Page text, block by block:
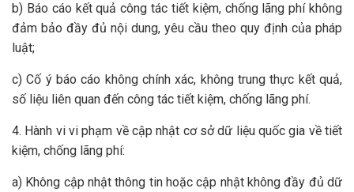
b) Báo cáo kết quả công tác tiết kiệm, chống lãng phí không
đảm bảo đầy đủ nội dung, yêu cầu theo quy định của pháp
luật;
c) Cố ý báo cáo không chính xác, không trung thực kết quả,
số liệu liên quan đến công tác tiết kiệm, chống lãng phí.
4. Hành vi vi phạm về cập nhật cơ sở dữ liệu quốc gia về tiết
kiệm, chống lãng phí:
a) Không cập nhật thông tin hoặc cập nhật không đầy đủ dữ